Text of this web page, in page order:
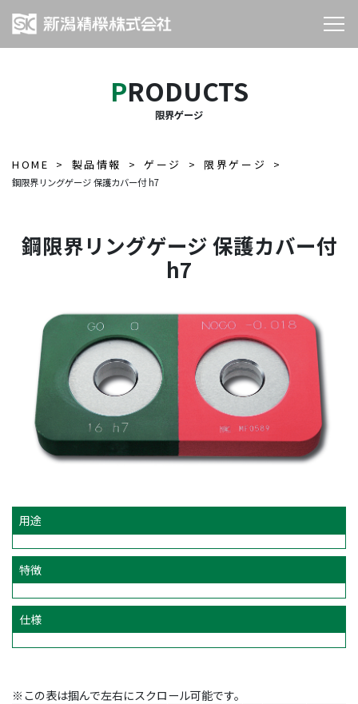
PRODUCTS
限界ゲージ
HOME 製品情報 ゲージ 限界ゲージ
鋼限界リングゲージ 保護カバー付 h7
鋼限界リングゲージ 保護カバー付
h7
用途
特徴
仕様
※この表は掴んで左右にスクロール可能です。